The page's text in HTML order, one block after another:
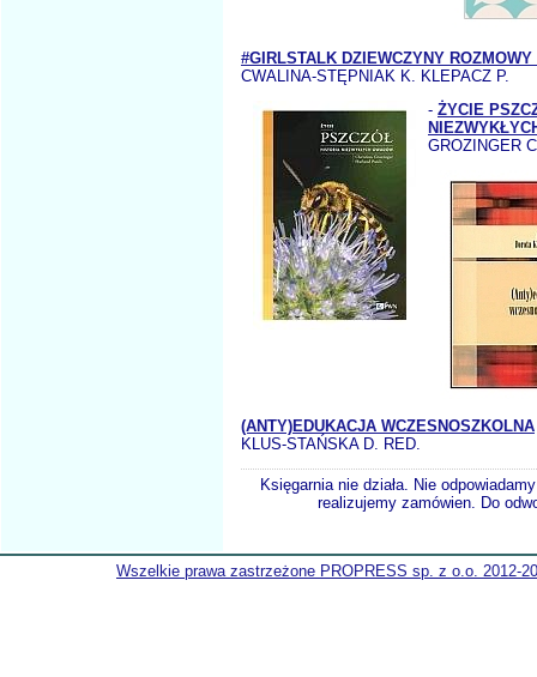
#GIRLSTALK DZIEWCZYNY ROZMOWY
CWALINA-STĘPNIAK K. KLEPACZ P.
- ŻYCIE
GROZINGER
(ANTY)EDUKACJA WCZESNOSZKOLNA
KLUS-STAŃSKA D. RED.
Księgarnia nie działa. Nie
realizujemy zamówien. Do
Wszelkie prawa zastrzeżone PROPRESS sp. z o.o. 2012-